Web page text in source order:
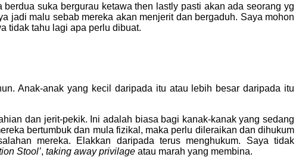
suka bergurau ketawa then lastly pasti akan ada seorang yg
jadi malu sebab mereka akan menjerit dan bergaduh. Saya mohon
tidak tahu lagi apa perlu dibuat.
Anak-anak yang kecil daripada itu atau lebih besar daripada itu
dan jerit-pekik. Ini adalah biasa bagi kanak-kanak yang sedang
bertumbuk dan mula fizikal, maka perlu dileraikan dan dihukum
mereka. Elakkan daripada terus menghukum. Saya tidak
Stool’, taking away privilage atau marah yang membina.